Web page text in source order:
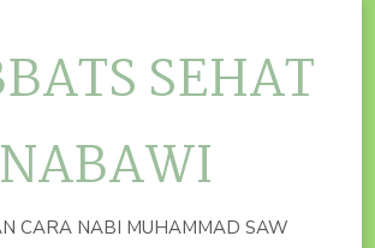
SEHAT
NABAWI
CARA NABI MUHAMMAD SAW